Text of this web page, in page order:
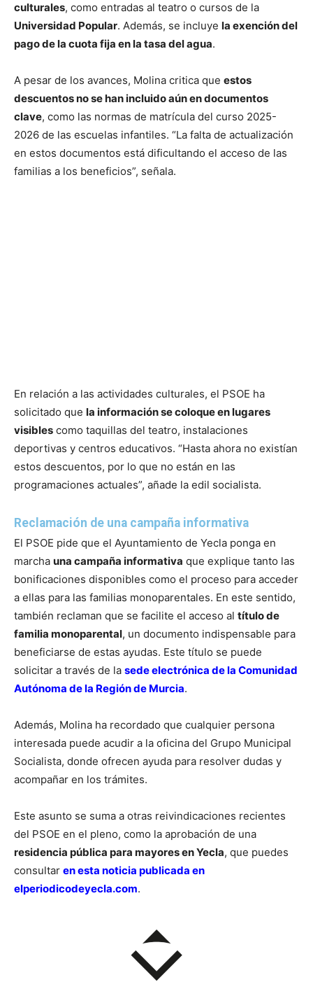
culturales, como entradas al teatro o cursos de la
Universidad Popular. Además, se incluye la exención del
pago de la cuota fija en la tasa del agua.
A pesar de los avances, Molina critica que estos
descuentos no se han incluido aún en documentos
clave, como las normas de matrícula del curso 2025-
2026 de las escuelas infantiles. “La falta de actualización
en estos documentos está dificultando el acceso de las
familias a los beneficios”, señala.
En relación a las actividades culturales, el PSOE ha
solicitado que la información se coloque en lugares
visibles como taquillas del teatro, instalaciones
deportivas y centros educativos. “Hasta ahora no existían
estos descuentos, por lo que no están en las
programaciones actuales”, añade la edil socialista.
Reclamación de una campaña informativa
El PSOE pide que el Ayuntamiento de Yecla ponga en
marcha una campaña informativa que explique tanto las
bonificaciones disponibles como el proceso para acceder
a ellas para las familias monoparentales. En este sentido,
también reclaman que se facilite el acceso al título de
familia monoparental, un documento indispensable para
beneficiarse de estas ayudas. Este título se puede
solicitar a través de la sede electrónica de la Comunidad
Autónoma de la Región de Murcia.
Además, Molina ha recordado que cualquier persona
interesada puede acudir a la oficina del Grupo Municipal
Socialista, donde ofrecen ayuda para resolver dudas y
acompañar en los trámites.
Este asunto se suma a otras reivindicaciones recientes
del PSOE en el pleno, como la aprobación de una
residencia pública para mayores en Yecla, que puedes
consultar en esta noticia publicada en
elperiodicodeyecla.com.